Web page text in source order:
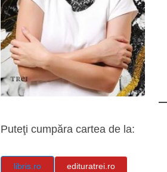
Puteţi cumpăra cartea de la:
libris.ro edituratrei.ro